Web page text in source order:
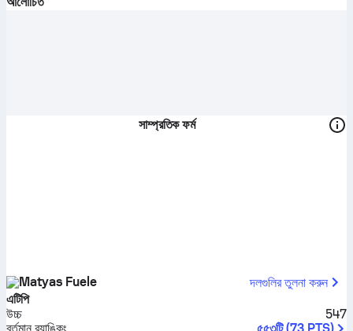
সাম্প্রতিক ফর্ম
Matyas Fuele
দলগুলির তুলনা করুন
এটিপি
উচ্চ
547